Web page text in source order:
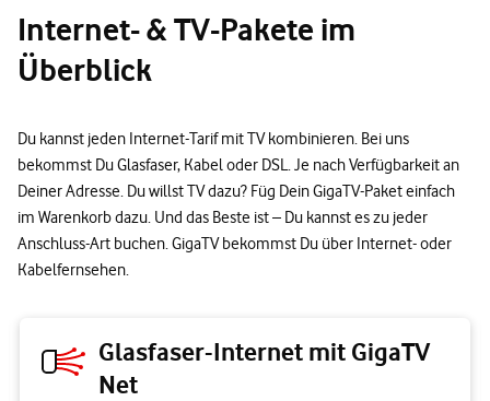
Internet- & TV-Pakete im
Überblick
Du kannst jeden Internet-Tarif mit TV kombinieren. Bei uns
bekommst Du Glasfaser, Kabel oder DSL. Je nach Verfügbarkeit an
Deiner Adresse. Du willst TV dazu? Füg Dein GigaTV-Paket einfach
im Warenkorb dazu. Und das Beste ist – Du kannst es zu jeder
Anschluss-Art buchen. GigaTV bekommst Du über Internet- oder
Kabelfernsehen.
Glasfaser-Internet mit GigaTV
Net